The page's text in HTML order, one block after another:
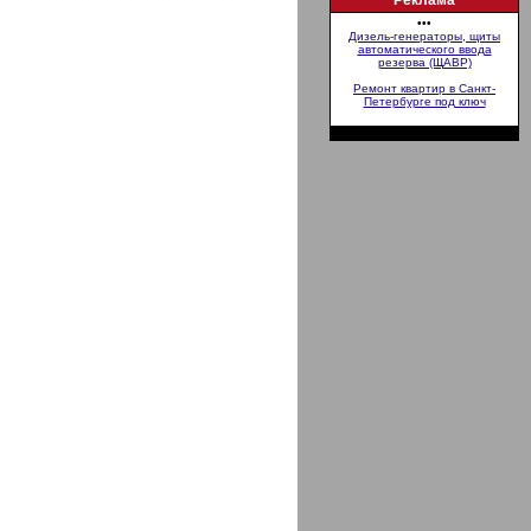
•••
Дизель-генераторы, щиты
автоматического ввода
резерва (ЩАВР)
Ремонт квартир в Санкт-
Петербурге под ключ